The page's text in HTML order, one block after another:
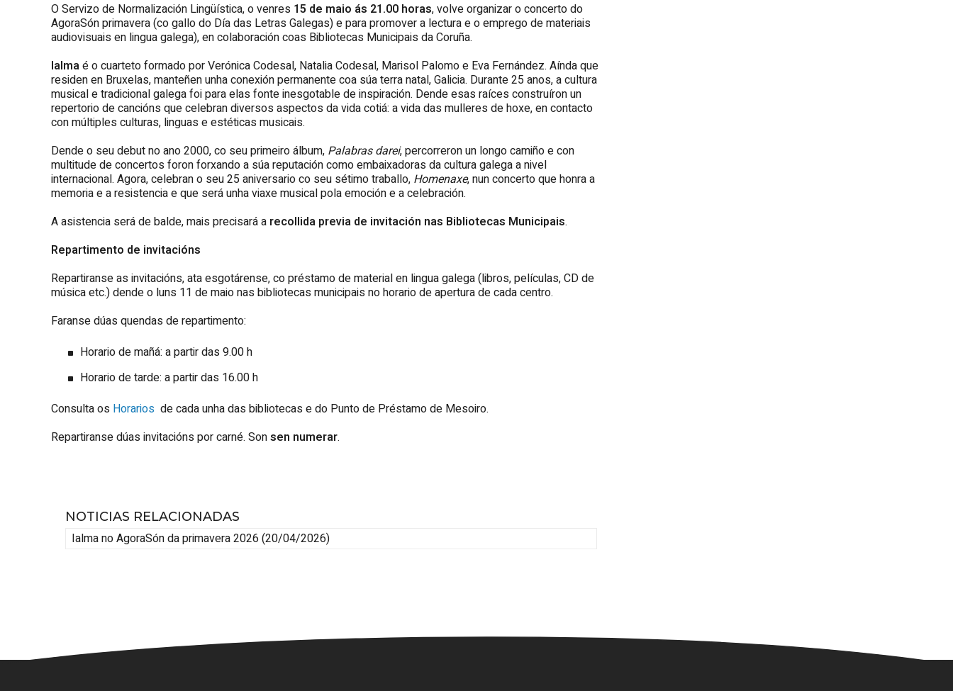
O Servizo de Normalización Lingüística, o venres 15 de maio ás 21.00 horas, volve organizar o concerto do
AgoraSón primavera (co gallo do Día das Letras Galegas) e para promover a lectura e o emprego de materiais
audiovisuais en lingua galega), en colaboración coas Bibliotecas Municipais da Coruña.
Ialmaé o cuarteto formado por Verónica Codesal, Natalia Codesal, Marisol Palomo e Eva Fernández. Aínda que
residen en Bruxelas, manteñen unha conexión permanente coa súa terra natal, Galicia. Durante 25 anos, a cultura
musical e tradicional galega foi para elas fonte inesgotable de inspiración. Dende esas raíces construíron un
repertorio de cancións que celebran diversos aspectos da vida cotiá: a vida das mulleres de hoxe, en contacto
con múltiples culturas, linguas e estéticas musicais.
Dende o seu debut no ano 2000, co seu primeiro álbum, Palabras darei, percorreron un longo camiño e con
multitude de concertos foron forxando a súa reputación como embaixadoras da cultura galega a nivel
internacional. Agora, celebran o seu 25 aniversario co seu sétimo traballo, Homenaxe, nun concerto que honra a
memoria e a resistencia e que será unha viaxe musical pola emoción e a celebración.
A asistencia será de balde, mais precisará a recollida previa de invitación nas Bibliotecas Municipais.
Repartimento de invitacións
Repartiranse as invitacións, ata esgotárense, co préstamo de material en lingua galega (libros, películas, CD de
música etc.) dende o luns 11 de maio nas bibliotecas municipais no horario de apertura de cada centro.
Faranse dúas quendas de repartimento:
Horario de mañá: a partir das 9.00 h
Horario de tarde: a partir das 16.00 h
Consulta os Horarios de cada unha das bibliotecas e do Punto de Préstamo de Mesoiro.
Repartiranse dúas invitacións por carné. Sonsen numerar.
NOTICIAS RELACIONADAS
Ialma no AgoraSón da primavera 2026 (20/04/2026)